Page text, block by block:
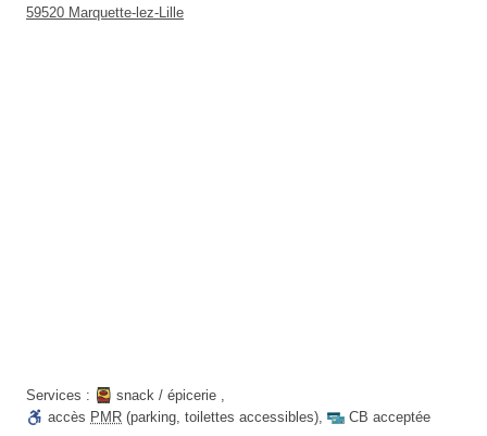
59520 Marquette-lez-Lille
Services : snack / épicerie ,
accès PMR (parking, toilettes accessibles), CB acceptée